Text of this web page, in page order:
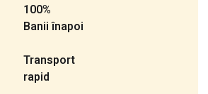
100%
Banii înapoi
Transport
rapid